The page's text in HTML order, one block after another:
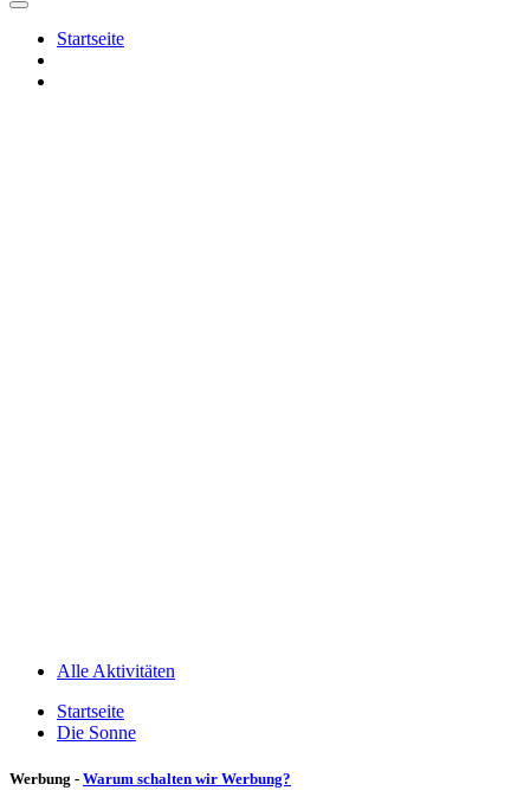
Startseite
Alle Aktivitäten
Startseite
Die Sonne
Werbung - Warum schalten wir Werbung?